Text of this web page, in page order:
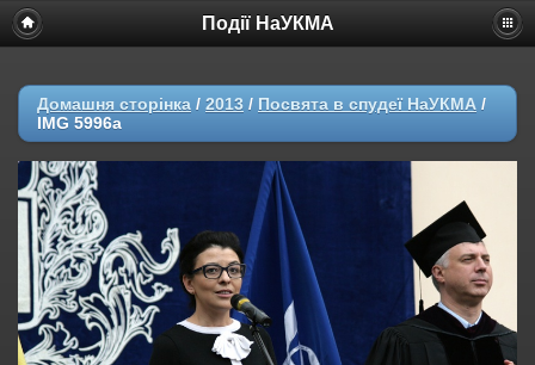
Події НаУКМА
Домашня сторінка / 2013 / Посвята в спудеї НаУКМА /
IMG 5996a